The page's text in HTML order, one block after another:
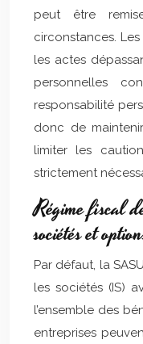
peut être
circonstances.
les actes
personnelles
responsabilité
donc de
limiter les
strictement
Régime fiscal
sociétés et
Par défaut, la
les sociétés (IS)
l’ensemble des
entreprises